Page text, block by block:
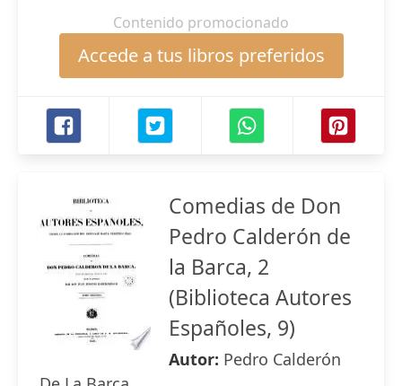
Contenido promocionado
Accede a tus libros preferidos
Comedias de Don
Pedro Calderón de
la Barca, 2
(Biblioteca Autores
Españoles, 9)
Autor: Pedro Calderón